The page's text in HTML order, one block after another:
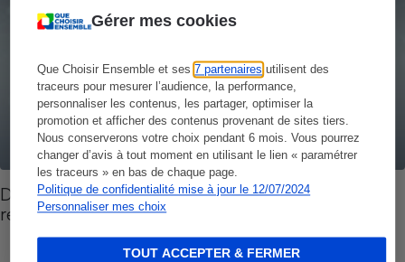
Gérer mes cookies
Que Choisir Ensemble et ses7 partenaires utilisent des
traceurs pour mesurer l’audience, la performance,
personnaliser les contenus, les partager, optimiser la
promotion et afficher des contenus provenant de sites tiers.
Nous conserverons votre choix pendant 6 mois. Vous pourrez
changer d’avis à tout moment en utilisant le lien « paramétrer
les traceurs » en bas de chaque page.
Politique de confidentialité mise à jour le 12/07/2024
Personnaliser mes choix
TOUT ACCEPTER & FERMER
Données personnelles - Votre protection
renforcée